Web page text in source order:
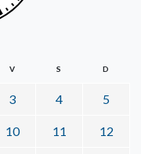
V S D
3 4 5
10 11 12